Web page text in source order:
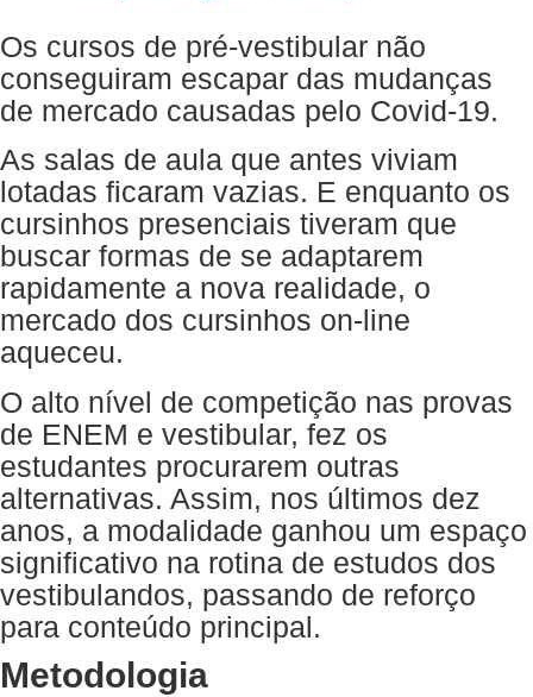
Os cursos de pré-vestibular não
conseguiram escapar das mudanças
de mercado causadas pelo Covid-19.
As salas de aula que antes viviam
lotadas ficaram vazias. E enquanto os
cursinhos presenciais tiveram que
buscar formas de se adaptarem
rapidamente a nova realidade, o
mercado dos cursinhos on-line
aqueceu.
O alto nível de competição nas provas
de ENEM e vestibular, fez os
estudantes procurarem outras
alternativas. Assim, nos últimos dez
anos, a modalidade ganhou um espaço
significativo na rotina de estudos dos
vestibulandos, passando de reforço
para conteúdo principal.
Metodologia